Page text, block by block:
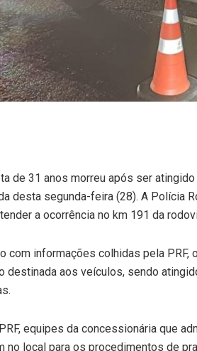
de 31 anos morreu após ser
desta segunda-feira (28). A Polícia
a ocorrência no km 191 da
com informações colhidas pela PRF,
destinada aos veículos, sendo
equipes da concessionária que
no local para os procedimentos de